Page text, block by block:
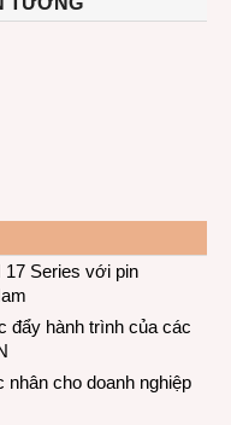
17 Series với pin
đẩy hành trình của các
nhân cho doanh nghiệp